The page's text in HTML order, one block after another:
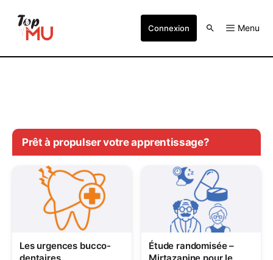
Connexion Menu
Prêt à propulser votre apprentissage?
Les urgences bucco-
Étude randomisée –